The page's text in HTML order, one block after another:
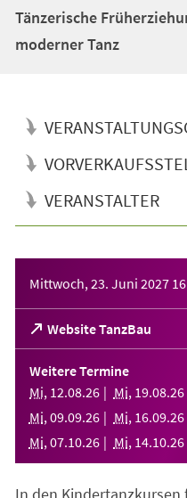
Tänzerische
moderner Tanz
VERANSTALTER
Mittwoch, 23. Juni 2027
Website TanzBau
(Öffnet
in
einem
neuen
Tab)
Weitere Termine
Mi, 12.08.26 Mi, 19.08.26
Mi, 09.09.26 Mi, 16.09.26
Mi, 07.10.26 Mi, 14.10.26
In den